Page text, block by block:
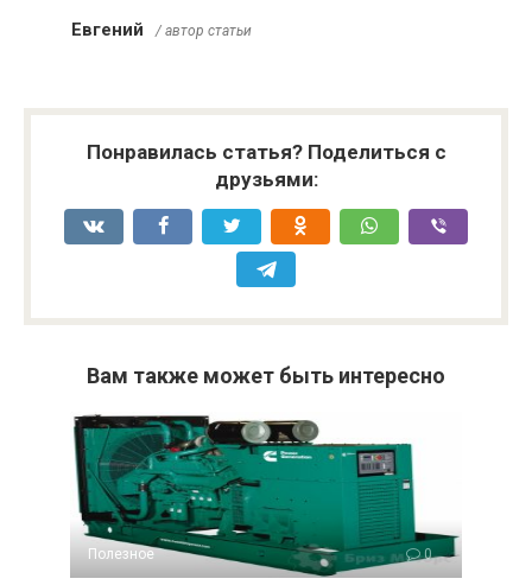
Евгений / автор статьи
Понравилась статья? Поделиться с
друзьями:
Вам также может быть интересно
Полезное 0